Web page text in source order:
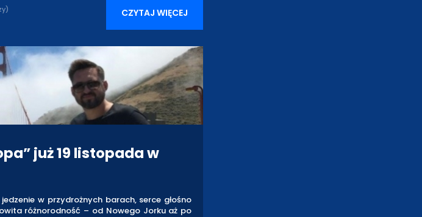
CZYTAJ WIĘCEJ
już 19 listopada w
w przydrożnych barach, serce głośno
różnorodność – od Nowego Jorku aż po